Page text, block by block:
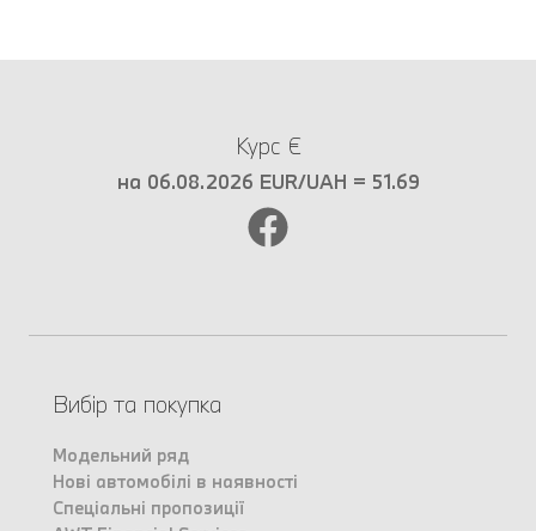
Курс €
на 06.08.2026 EUR/UAH = 51.69
Вибір та покупка
Модельний ряд
Нові автомобілі в наявності
Спеціальні пропозиції